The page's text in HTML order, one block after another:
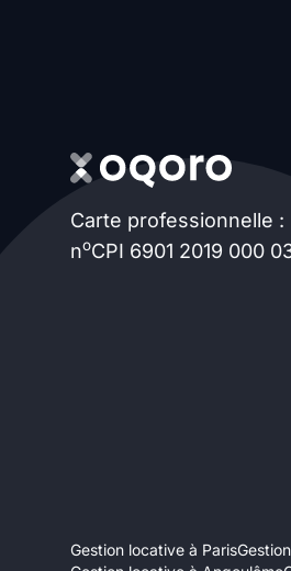
Carte professionnelle :
noCPI 6901 2019 000
Gestion locative à Paris